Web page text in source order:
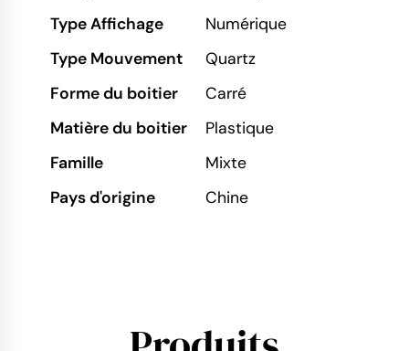
Type Affichage
Numérique
Type Mouvement
Quartz
Forme du boitier
Carré
Matière du boitier
Plastique
Famille
Mixte
Pays d'origine
Chine